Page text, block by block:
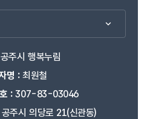
주시 행복누림
명 :최원철
:307-83-03046
주시 의당로 21(신관동)